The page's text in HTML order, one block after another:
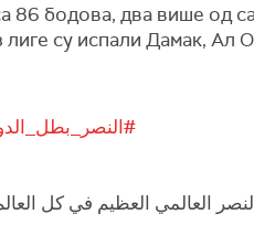
86 бодова, два више од
су испали Дамак, Ал
العالمي العظيم في كل